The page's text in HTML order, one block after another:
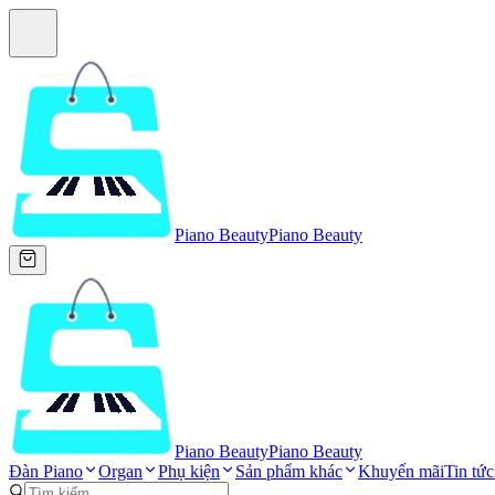
Piano BeautyPiano Beauty
Piano BeautyPiano Beauty
Đàn Piano
Organ Phụ kiện Sản phẩm khác Khuyến mãiTin tức